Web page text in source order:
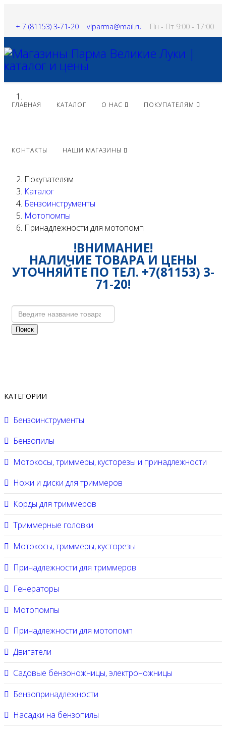
+ 7 (81153) 3-71-20 vlparma@mail.ru Пн - Пт 9:00 - 17:00
ГЛАВНАЯ КАТАЛОГ О НАС ПОКУПАТЕЛЯМ
КОНТАКТЫ НАШИ МАГАЗИНЫ
Покупателям
Каталог
Бензоинструменты
Мотопомпы
Принадлежности для мотопомп
!ВНИМАНИЕ!
НАЛИЧИЕ ТОВАРА И ЦЕНЫ
УТОЧНЯЙТЕ ПО ТЕЛ. +7(81153) 3-
71-20!
Поиск
КАТЕГОРИИ
Бензоинструменты
Бензопилы
Мотокосы, триммеры, кусторезы и принадлежности
Ножи и диски для триммеров
Корды для триммеров
Триммерные головки
Мотокосы, триммеры, кусторезы
Принадлежности для триммеров
Генераторы
Мотопомпы
Принадлежности для мотопомп
Двигатели
Садовые бензоножницы, электроножницы
Бензопринадлежности
Насадки на бензопилы